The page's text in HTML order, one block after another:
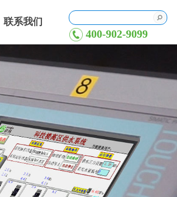
联系我们
400-902-9099